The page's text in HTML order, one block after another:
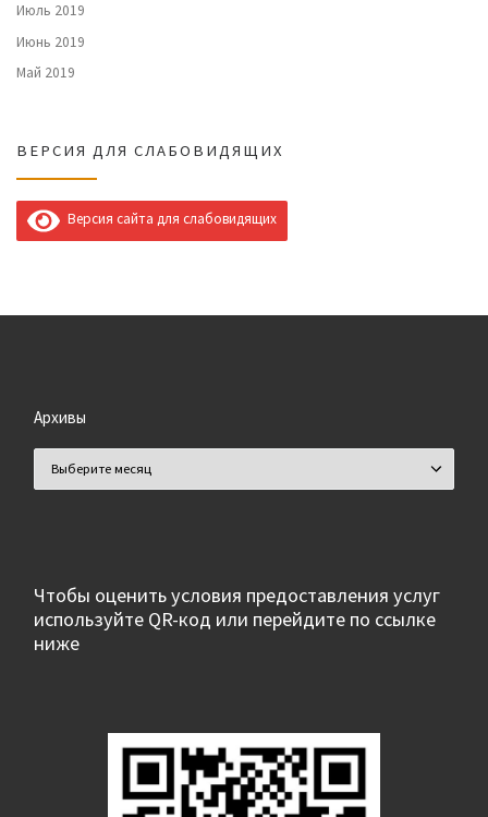
Июль 2019
Июнь 2019
Май 2019
ВЕРСИЯ ДЛЯ СЛАБОВИДЯЩИХ
Версия сайта для слабовидящих
Архивы
Чтобы оценить условия предоставления услуг
используйте QR-код или перейдите по ссылке
ниже